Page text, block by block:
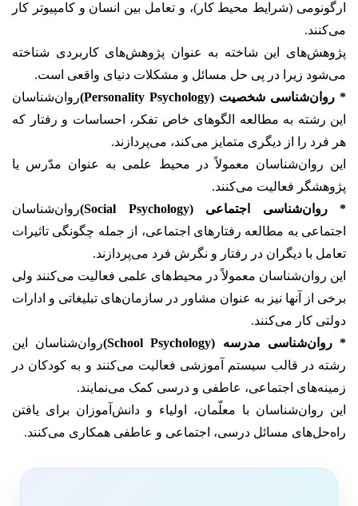
ارگونومی (شرایط محیط کار)، و تعامل بین انسان و کامپیوتر کار
می‌کنند.
پژوهش‌های این شاخته به عنوان پژوهش‌های کاربردی شناخته
می‌شود زیرا در پی حل مسائل و مشکلات دنیای واقعی است.
* روان‌شناسی شخصیت (Personality Psychology)
روان‌شناسان
این رشته به مطالعه الگوهای خاص تفکر، احساسات و رفتار که
هر فرد را از دیگری متمایز می‌کند، می‌پردازند.
این روان‌شناسان معمولاً در محیط علمی به عنوان مدّرس یا
پژوهشگر فعالیت می‌کنند.
* روان‌شناسی اجتماعی (Social Psychology)
روان‌شناسان
اجتماعی به مطالعه رفتارهای اجتماعی، از جمله چگونگی تاثیرات
تعامل با دیگران در رفتار و نگرش فرد می‌پردازند.
این روان‌شناسان معمولاً در محیط‌های علمی فعالیت می‌کنند ولی
برخی از آنها نیز به عنوان مشاور در سازمان‌های تبلیغاتی و ادارات
دولتی کار می‌کنند.
* روان‌شناسی مدرسه (School Psychology)
روان‌شناسان این
رشته در قالب سیستم آموزشی فعالیت می‌کنند و به کودکان در
زمینه‌های اجتماعی، عاطفی و درسی کمک می‌نمایند.
این روان‌شناسان با معلّمان، اولیاء و دانش‌آموزان برای یافتن
راه‌حل‌های مسائل درسی، اجتماعی و عاطفی همکاری می‌کنند.